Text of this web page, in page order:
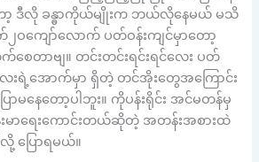
ာ့ ဒီလို ခန္ဓာကိုယ်မျိုးက ဘယ်လိုနေမယ် မသိ
ကျော်လောက် ပတ်ဝန်းကျင်မှာတော့
စေတာဗျ။ တင်းတင်းရင်းရင်လေး ပတ်
ရဲ့အောက်မှာ ရှိတဲ့ တင်အိုးတွေအကြောင်း
မနေတော့ပါဘူး။ ကိုပန်းရိုင်း အင်မတန်မှ
ာရေးကောင်းတယ်ဆိုတဲ့ အတန်းအစားထဲ
ပြောရမယ်။